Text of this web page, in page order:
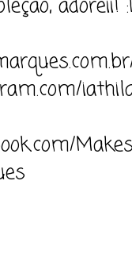
adoreii!